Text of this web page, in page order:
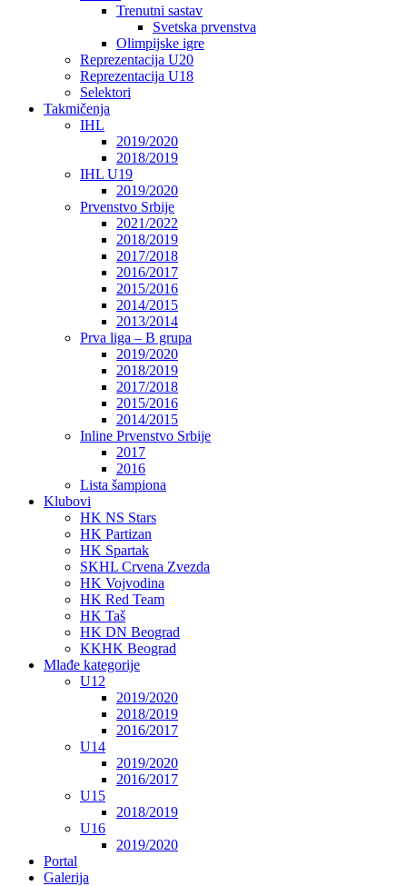
Trenutni sastav
Svetska prvenstva
Olimpijske igre
Reprezentacija U20
Reprezentacija U18
Selektori
Takmičenja
IHL
2019/2020
2018/2019
IHL U19
2019/2020
Prvenstvo Srbije
2021/2022
2018/2019
2017/2018
2016/2017
2015/2016
2014/2015
2013/2014
Prva liga – B grupa
2019/2020
2018/2019
2017/2018
2015/2016
2014/2015
Inline Prvenstvo Srbije
2017
2016
Lista šampiona
Klubovi
HK NS Stars
HK Partizan
HK Spartak
SKHL Crvena Zvezda
HK Vojvodina
HK Red Team
HK Taš
HK DN Beograd
KKHK Beograd
Mlađe kategorije
U12
2019/2020
2018/2019
2016/2017
U14
2019/2020
2016/2017
U15
2018/2019
U16
2019/2020
Portal
Galerija